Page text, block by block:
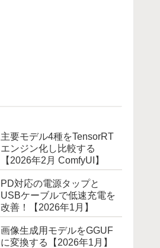
主要モデル4種をTensorRT
エンジン化し比較する
【2026年2月 ComfyUI】
PD対応の電源タップと
USBケーブルで低速充電を
改善！【2026年1月】
画像生成用モデルをGGUF
に変換する【2026年1月】